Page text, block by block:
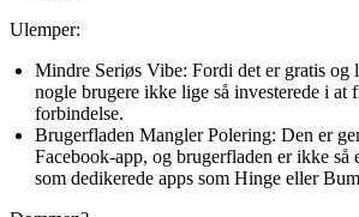
Ulemper:
Mindre Seriøs Vibe: Fordi det er gratis og
nogle brugere ikke lige så investerede i at
forbindelse.
Brugerfladen Mangler Polering: Den er
Facebook-app, og brugerfladen er ikke så
som dedikerede apps som Hinge eller